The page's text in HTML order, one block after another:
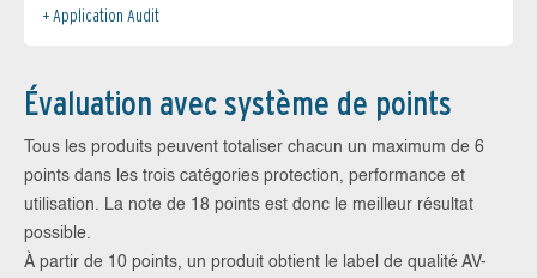
Application Audit
Évaluation avec système de points
Tous les produits peuvent totaliser chacun un maximum de 6
points dans les trois catégories protection, performance et
utilisation. La note de 18 points est donc le meilleur résultat
possible.
À partir de 10 points, un produit obtient le label de qualité AV-